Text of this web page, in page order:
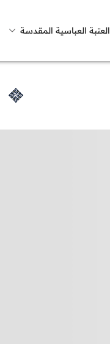
العتبة العباسية المقدسة